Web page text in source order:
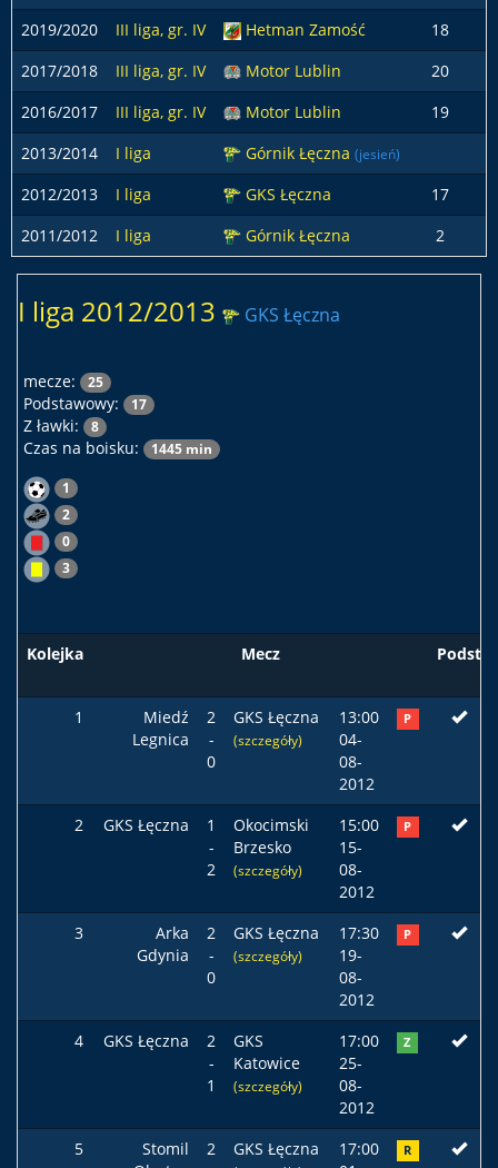
2019/2020
III liga, gr. IV Hetman Zamość
18
2017/2018
III liga, gr. IV Motor Lublin
20
2016/2017
III liga, gr. IV Motor Lublin
19
2013/2014
I liga Górnik Łęczna (jesień)
2012/2013 I liga GKS Łęczna
17
2011/2012
I liga Górnik Łęczna 2
I liga 2012/2013 GKS Łęczna
mecze: 25
Podstawowy: 17
Z ławki: 8
Czas na boisku: 1445 min
1
2
0
3
Kolejka Mecz Podst
1
Miedź
Legnica
2
-
0
GKS Łęczna
(szczegóły)
13:00
04-
08-
2012
P
2 GKS Łęczna
1
-
2
Okocimski
Brzesko
(szczegóły)
15:00
15-
08-
2012
P
3
Arka
Gdynia
2
-
0
GKS Łęczna
(szczegóły)
17:30
19-
08-
2012
P
4 GKS Łęczna
2
-
1
GKS
Katowice
(szczegóły)
17:00
25-
08-
2012
Z
5
Stomil
2
GKS Łęczna
17:00
R